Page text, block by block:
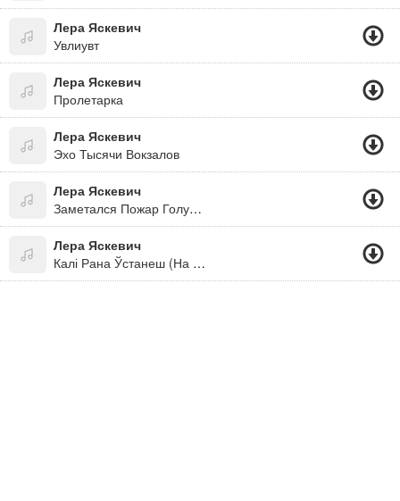
Лера Яскевич
Увлиувт
Лера Яскевич
Пролетарка
Лера Яскевич
Эхо Тысячи Вокзалов
Лера Яскевич
Заметался Пожар Голубой (Есенин)
Лера Яскевич
Калі Рана Ўстанеш (На Стихи Ніла Гілевіча)